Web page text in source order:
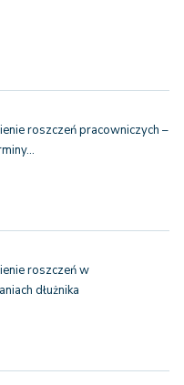
roszczeń pracowniczych –
roszczeń w
dłużnika